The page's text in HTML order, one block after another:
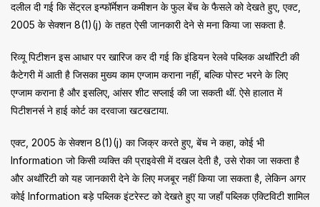
दलील दी गई कि सेंट्रल इन्फॉर्मेशन कमीशन के फुल बेंच के फैसले को देखते हुए, एक्ट,
2005 के सेक्शन 8(1)(j) के तहत ऐसी जानकारी देने से मना किया जा सकता है.
रिव्यू पिटीशन इस आधार पर खारिज कर दी गई कि इंडियन रेलवे पब्लिक अथॉरिटी की
कैटेगरी में आती है जिसका मुख्य काम एग्जाम कराना नहीं, बल्कि पोस्ट भरने के लिए
एग्जाम कराना है और इसलिए, आंसर शीट सप्लाई की जा सकती थीं. ऐसे हालात में
पिटीशनर्स ने हाई कोर्ट का दरवाजा खटखटाया.
एक्ट, 2005 के सेक्शन 8(1)(j) का जिक्र करते हुए, बेंच ने कहा, कोई भी
Information जो किसी व्यक्ति की प्राइवेसी में दखल देती है, उसे रोका जा सकता है
और अथॉरिटी को यह जानकारी देने के लिए मजबूर नहीं किया जा सकता है, लेकिन अगर
कोई Information बड़े पब्लिक इंटरेस्ट को देखते हुए या जहाँ पब्लिक एक्टिविटी शामिल